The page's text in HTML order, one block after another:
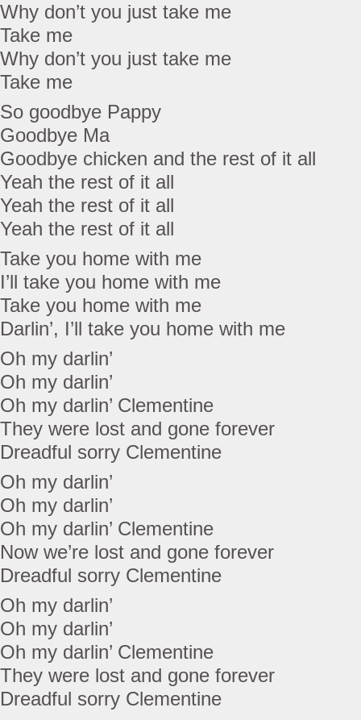
Why don’t you just take me
Take me
Why don’t you just take me
Take me
So goodbye Pappy
Goodbye Ma
Goodbye chicken and the rest of it all
Yeah the rest of it all
Yeah the rest of it all
Yeah the rest of it all
Take you home with me
I’ll take you home with me
Take you home with me
Darlin’, I’ll take you home with me
Oh my darlin’
Oh my darlin’
Oh my darlin’ Clementine
They were lost and gone forever
Dreadful sorry Clementine
Oh my darlin’
Oh my darlin’
Oh my darlin’ Clementine
Now we’re lost and gone forever
Dreadful sorry Clementine
Oh my darlin’
Oh my darlin’
Oh my darlin’ Clementine
They were lost and gone forever
Dreadful sorry Clementine